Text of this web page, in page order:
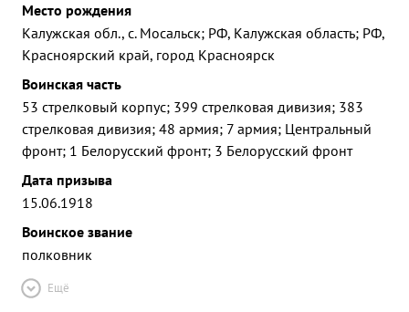
Место рождения
Калужская обл., с. Мосальск; РФ, Калужская область; РФ,
Красноярский край, город Красноярск
Воинская часть
53 стрелковый корпус; 399 стрелковая дивизия; 383
стрелковая дивизия; 48 армия; 7 армия; Центральный
фронт; 1 Белорусский фронт; 3 Белорусский фронт
Дата призыва
15.06.1918
Воинское звание
полковник
Ещё